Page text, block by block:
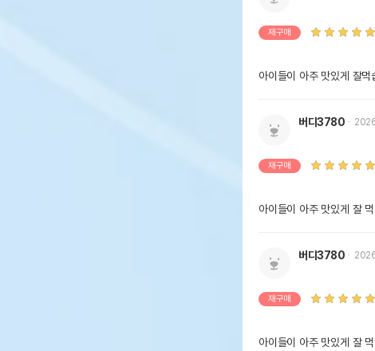
재구매
아이들이 아주 맛있게 잘
버디3780
재구매
아이들이 아주 맛있게 잘
버디3780
재구매
아이들이 아주 맛있게 잘